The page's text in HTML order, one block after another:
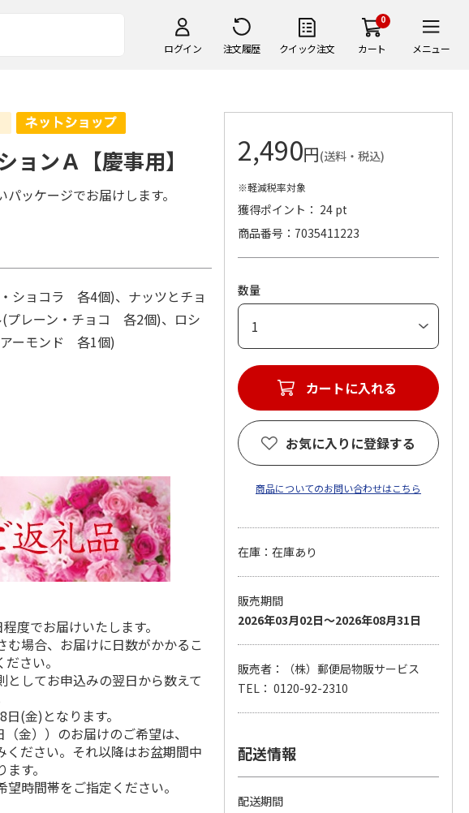
ログイン 注文履歴 クイック注文
0
カート メニュー
とと
＜お中元＞日本橋
＜お中元＞彩果の宝
＜お中元＞日本橋
ョンＡ【慶事用】
ッケージでお届けします。
ショコラ 各4個)、ナッツとチョ
(プレーン・チョコ 各2個)、ロシ
ーモンド 各1個)
度でお届けいたします。
場合、お届けに日数がかかるこ
さい。
してお申込みの翌日から数えて
(金)となります。
金））のお届けのご希望は、
ださい。それ以降はお盆期間中
す。
時間帯をご指定ください。
2,490円(送料・税込)
※軽減税率対象
獲得ポイント： 24 pt
商品番号
7035411223
数量
カートに入れる
お気に入りに登録する
商品についてのお問い合わせはこちら
在庫：在庫あり
販売期間
2026年03月02日～2026年08月31日
販売者：（株）郵便局物販サービス
TEL： 0120-92-2310
配送情報
配送期間